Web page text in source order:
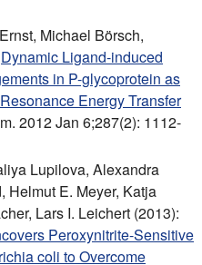
Michael Börsch,
Dynamic Ligand-induced
in P-glycoprotein as
Energy Transfer
2012 Jan 6;287(2): 1112-
Lupilova, Alexandra
Helmut E. Meyer, Katja
Lars I. Leichert (2013):
Peroxynitrite-Sensitive
coli to Overcome